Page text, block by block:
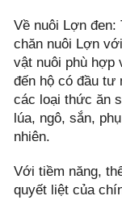
Về nuôi Lợn đen:
chăn nuôi Lợn
vật nuôi phù hợp
đến hộ có đầu tư
các loại thức ăn
lúa, ngô, sắn,
nhiên.
Với tiềm năng,
quyết liệt của